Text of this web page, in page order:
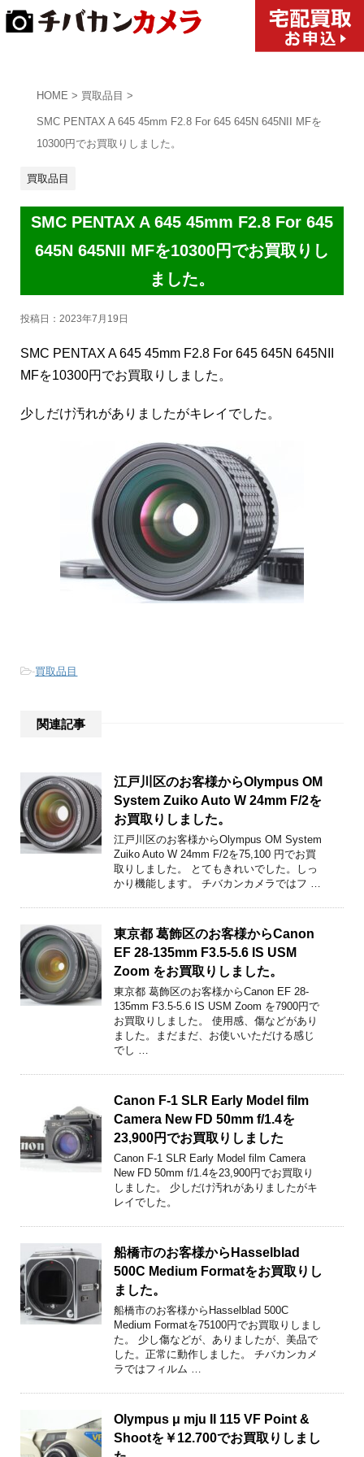
HOME > 買取品目 >
SMC PENTAX A 645 45mm F2.8 For 645 645N 645NII MFを
10300円でお買取りしました。
買取品目
SMC PENTAX A 645 45mm F2.8 For 645
645N 645NII MFを10300円でお買取りし
ました。
投稿日： 2023年7月19日
SMC PENTAX A 645 45mm F2.8 For 645 645N 645NII
MFを10300円でお買取りしました。
少しだけ汚れがありましたがキレイでした。
-買取品目
関連記事
江戸川区のお客様からOlympus OM
System Zuiko Auto W 24mm F/2を
お買取りしました。
江戸川区のお客様からOlympus OM System
Zuiko Auto W 24mm F/2を75,100 円でお買
取りしました。 とてもきれいでした。しっ
かり機能します。 チバカンカメラではフ …
東京都 葛飾区のお客様からCanon
EF 28-135mm F3.5-5.6 IS USM
Zoom をお買取りしました。
東京都 葛飾区のお客様からCanon EF 28-
135mm F3.5-5.6 IS USM Zoom を7900円で
お買取りしました。 使用感、傷などがあり
ました。まだまだ、お使いいただける感じ
でし …
Canon F-1 SLR Early Model film
Camera New FD 50mm f/1.4を
23,900円でお買取りしました
Canon F-1 SLR Early Model film Camera
New FD 50mm f/1.4を23,900円でお買取り
しました。 少しだけ汚れがありましたがキ
レイでした。
船橋市のお客様からHasselblad
500C Medium Formatをお買取りし
ました。
船橋市のお客様からHasselblad 500C
Medium Formatを75100円でお買取りしまし
た。 少し傷などが、ありましたが、美品で
した。正常に動作しました。 チバカンカメ
ラではフィルム …
Olympus μ mju II 115 VF Point &
Shootを￥12.700でお買取りしまし